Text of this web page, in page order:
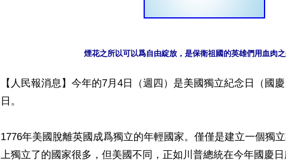
煙花之所以可以爲自由綻放，是保衛祖國的英雄們用血肉之
【人民報消息】今年的7月4日（週四）是美國獨立紀念日（國
日。
1776年美國脫離英國成爲獨立的年輕國家。僅僅是建立一個獨
上獨立了的國家很多，但美國不同，正如川普總統在今年國慶